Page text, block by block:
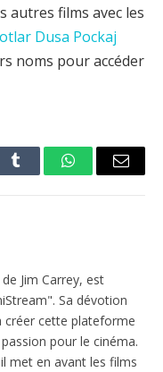
autres films avec les
Dusa Pockaj
noms pour accéder
Tumblr WhatsAppEmail
Jim Carrey, est
Sa dévotion
cette plateforme
pour le cinéma.
met en avant les films